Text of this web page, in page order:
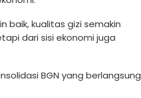
baik, kualitas gizi semakin
dari sisi ekonomi juga
BGN yang berlangsung